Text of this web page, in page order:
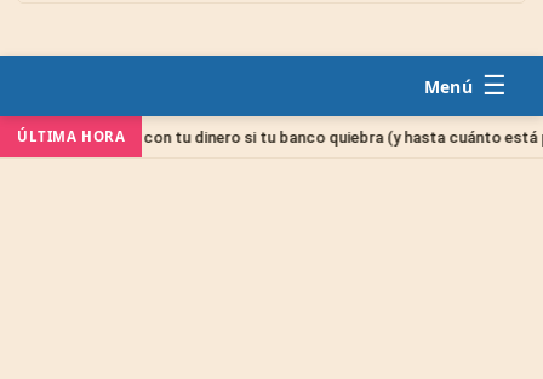
☰
ÚLTIMA HORA
qué pasa con tu dinero si tu banco quiebra (y hasta cuánto está